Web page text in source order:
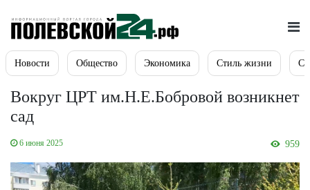
Новости Общество Экономика Стиль жизни
Вокруг ЦРТ им.Н.Е.Бобровой возникнет
сад
6 июня 2025 959